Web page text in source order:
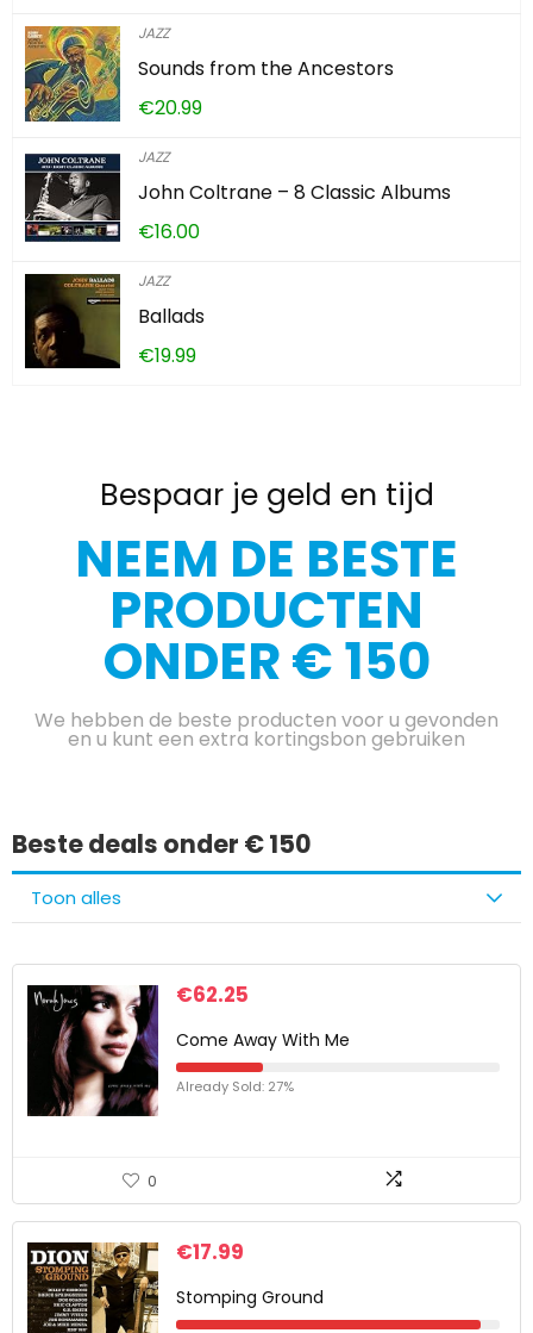
JAZZ
Sounds from the Ancestors
€20.99
JAZZ
John Coltrane – 8 Classic Albums
€16.00
JAZZ
Ballads
€19.99
Bespaar je geld en tijd
NEEM DE BESTE
PRODUCTEN
ONDER € 150
We hebben de beste producten voor u gevonden
en u kunt een extra kortingsbon gebruiken
Beste deals onder € 150
Toon alles
€62.25
Come Away With Me
Already Sold: 27%
0
€17.99
Stomping Ground